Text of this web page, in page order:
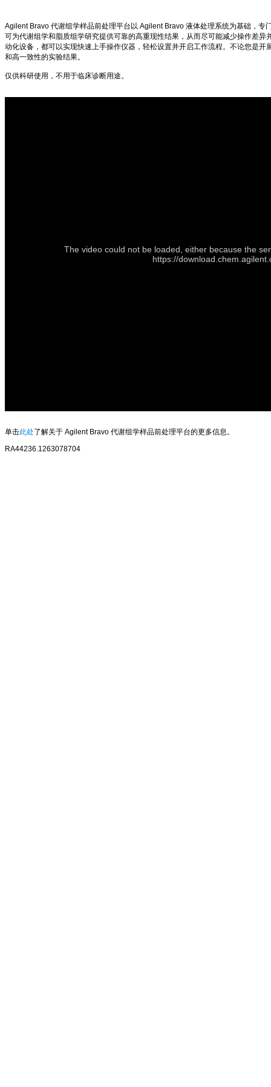
Agilent Bravo 代谢组学样品前处理平台以 Agilent Bravo 液体处理系统为基础，
可为代谢组学和脂质组学研究提供可靠的高重现性结果，从而尽可能减少操作差
动化设备，都可以实现快速上手操作仪器，轻松设置并开启工作流程。不论您是
和高一致性的实验结果。
仅供科研使用，不用于临床诊断用途。
The video could not be loaded, either because the
https://
单击此处了解关于 Agilent Bravo 代谢组学样品前处理平台的更多信息。
RA44236.1263078704